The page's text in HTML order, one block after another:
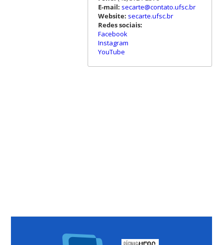
E-mail: secarte@contato.ufsc.br
Website: secarte.ufsc.br
Redes sociais:
Facebook
Instagram
YouTube